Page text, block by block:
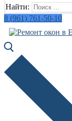
Найти:
8 (961) 761-50-10